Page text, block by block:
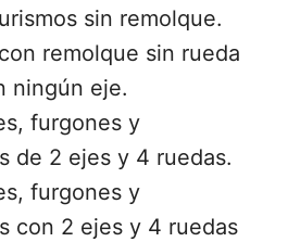
sin remolque.
remolque sin rueda
ningún eje.
furgones y
de 2 ejes y 4 ruedas.
furgones y
con 2 ejes y 4 ruedas